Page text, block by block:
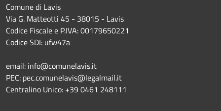
Comune di Lavis
Via G. Matteotti 45 - 38015 - Lavis
Codice Fiscale e P.IVA: 00179650221
Codice SDI: ufw47a
email: info@comunelavis.it
PEC: pec.comunelavis@legalmail.it
Centralino Unico: +39 0461 248111